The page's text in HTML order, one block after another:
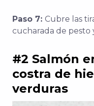
Paso 7: Cubre las
cucharada de pesto
#2 Salmón
costra de
verduras